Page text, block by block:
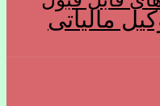
مالیاتی